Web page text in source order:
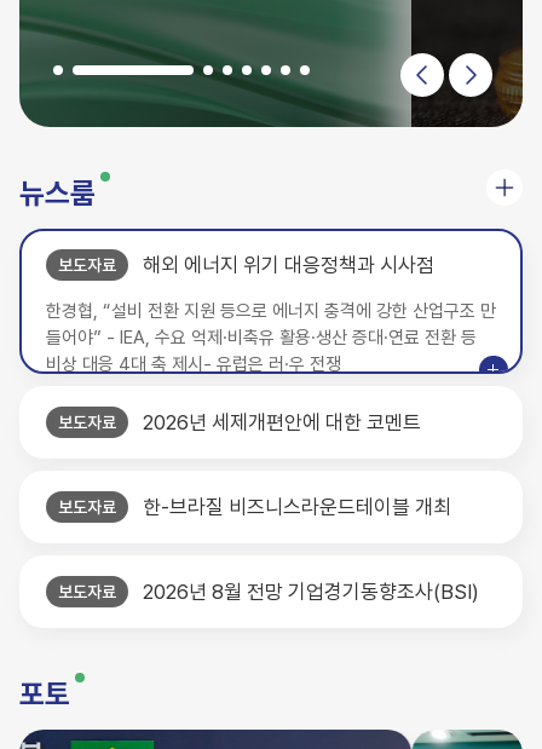
뉴스룸
보도자료 해외 에너지 위기 대응정책과 시사점
한경협, “설비 전환 지원 등으로 에너지 충격에 강한 산업구조 만
들어야” - IEA, 수요 억제·비축유 활용·생산 증대·연료 전환 등
비상 대응 4대 축 제시- 유럽은 러·우 전쟁
보도자료 2026년 세제개편안에 대한 코멘트
보도자료 한-브라질 비즈니스라운드테이블 개최
보도자료 2026년 8월 전망 기업경기동향조사(BSI)
포토